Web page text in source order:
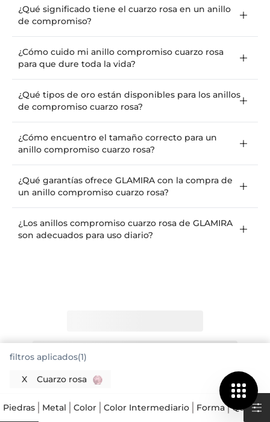
¿Qué significado tiene el cuarzo rosa en un anillo
de compromiso?
¿Cómo cuido mi anillo compromiso cuarzo rosa
para que dure toda la vida?
¿Qué tipos de oro están disponibles para los anillos
de compromiso cuarzo rosa?
¿Cómo encuentro el tamaño correcto para un
anillo compromiso cuarzo rosa?
¿Qué garantías ofrece GLAMIRA con la compra de
un anillo compromiso cuarzo rosa?
¿Los anillos compromiso cuarzo rosa de GLAMIRA
son adecuados para uso diario?
filtros aplicados(1)
X Cuarzo rosa
Piedras Metal Color Color Intermediario Forma Quilates